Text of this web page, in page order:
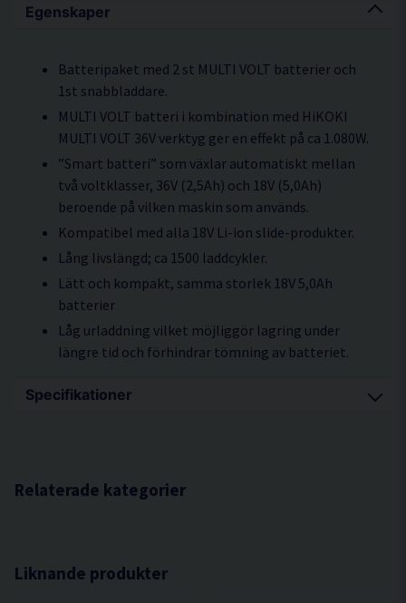
Egenskaper
Batteripaket med 2 st MULTI VOLT batterier och
1st snabbladdare.
MULTI VOLT batteri i kombination med HiKOKI
MULTI VOLT 36V verktyg ger en effekt på ca 1.080W.
”Smart batteri” som växlar automatiskt mellan
två voltklasser, 36V (2,5Ah) och 18V (5,0Ah)
beroende på vilken maskin som används.
Kompatibel med alla 18V Li-ion slide-produkter.
Lång livslängd; ca 1500 laddcykler.
Lätt och kompakt, samma storlek 18V 5,0Ah
batterier
Låg urladdning vilket möjliggör lagring under
längre tid och förhindrar tömning av batteriet.
Specifikationer
Batteri / laddare BSL36A18/UC18YSL3
Laddtid 32 min
Dimension (L x B x H) 116 x 69 x 76
Relaterade kategorier
Liknande produkter